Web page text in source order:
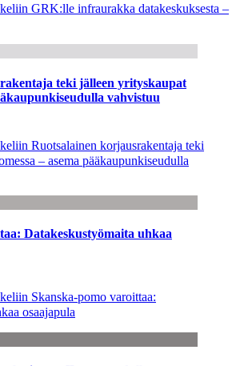
GRK:lle infraurakka datakeskuksesta –
teki jälleen yrityskaupat
vahvistuu
Ruotsalainen korjausrakentaja teki
– asema pääkaupunkiseudulla
Datakeskustyömaita uhkaa
Skanska-pomo varoittaa:
osaajapula